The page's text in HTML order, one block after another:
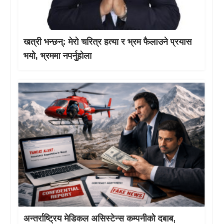
खत्री भन्छन्: मेरो चरित्र हत्या र भ्रम फैलाउने प्रयास
भयो, भ्रममा नपर्नुहोला
अन्तर्राष्ट्रिय मेडिकल असिस्टेन्स कम्पनीको दबाब,